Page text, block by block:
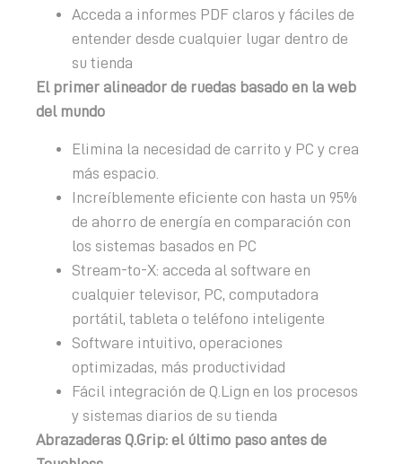
Acceda a informes PDF claros y fáciles de
entender desde cualquier lugar dentro de
su tienda
El primer alineador de ruedas basado en la web
del mundo
Elimina la necesidad de carrito y PC y crea
más espacio.
Increíblemente eficiente con hasta un 95%
de ahorro de energía en comparación con
los sistemas basados ​​en PC
Stream-to-X: acceda al software en
cualquier televisor, PC, computadora
portátil, tableta o teléfono inteligente
Software intuitivo, operaciones
optimizadas, más productividad
Fácil integración de Q.Lign en los procesos
y sistemas diarios de su tienda
Abrazaderas Q.Grip: el último paso antes de